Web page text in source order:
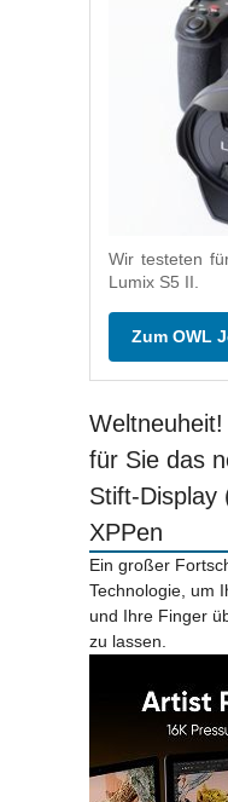
Wir testeten
Lumix S5 II.
Zum OWL
für Sie das
Stift-Display
XPPen
Ein großer
Technologie, um
und Ihre Finger
zu lassen.